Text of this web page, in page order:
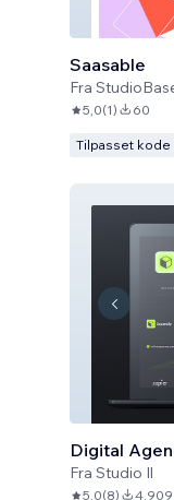
Saasable
Fra
5,0(1) 60
Tilpasset kode
Digital
Fra Studio Il
5,0(8) 4.909